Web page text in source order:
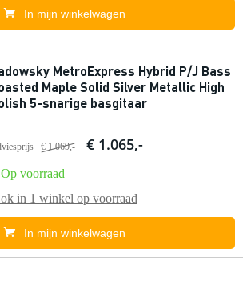
In mijn winkelwagen
MetroExpress Hybrid P/J Bass
Maple Solid Silver Metallic High
5-snarige basgitaar
€ 1.069,- € 1.065,-
Op voorraad
in 1 winkel op voorraad
In mijn winkelwagen